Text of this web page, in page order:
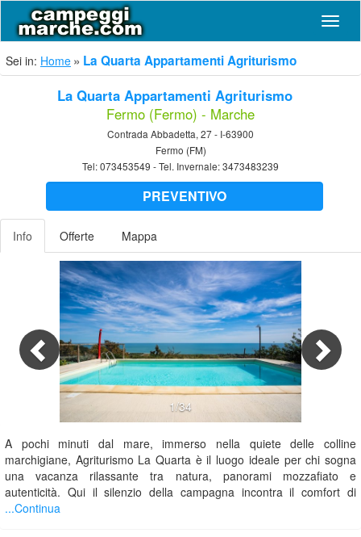
Sei in: Home La Quarta Appartamenti Agriturismo
La Quarta Appartamenti Agriturismo
Fermo (Fermo) - Marche
Contrada Abbadetta, 27 - I-63900
Fermo (FM)
Tel:073453549 - Tel. Invernale:3473483239
PREVENTIVO
Info Offerte Mappa
1/34
Previous
A pochi minuti dal mare, immerso nella quiete delle colline
marchigiane, Agriturismo La Quarta è il luogo ideale per chi sogna
una vacanza rilassante tra natura, panorami mozzafiato e
autenticità. Qui il silenzio della campagna incontra il comfort di
...Continua